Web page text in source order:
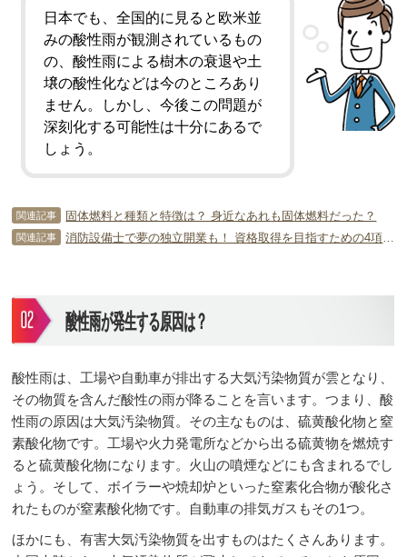
日本でも、全国的に見ると欧米並
みの酸性雨が観測されているもの
の、酸性雨による樹木の衰退や土
壌の酸性化などは今のところあり
ません。しかし、今後この問題が
深刻化する可能性は十分にあるで
しょう。
関連記事 固体燃料と種類と特徴は？ 身近なあれも固体燃料だった？
関連記事
酸性雨が発生する原因は？
酸性雨は、工場や自動車が排出する大気汚染物質が雲となり、
その物質を含んだ酸性の雨が降ることを言います。つまり、酸
性雨の原因は大気汚染物質。その主なものは、硫黄酸化物と窒
素酸化物です。工場や火力発電所などから出る硫黄物を燃焼す
ると硫黄酸化物になります。火山の噴煙などにも含まれるでし
ょう。そして、ボイラーや焼却炉といった窒素化合物が酸化さ
れたものが窒素酸化物です。自動車の排気ガスもその1つ。
ほかにも、有害大気汚染物質を出すものはたくさんあります。